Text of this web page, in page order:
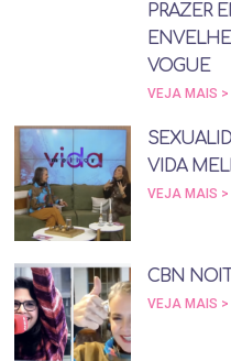
PRAZER
VOGUE
VEJA MAIS >
VIDA
VEJA MAIS >
CBN
VEJA MAIS >